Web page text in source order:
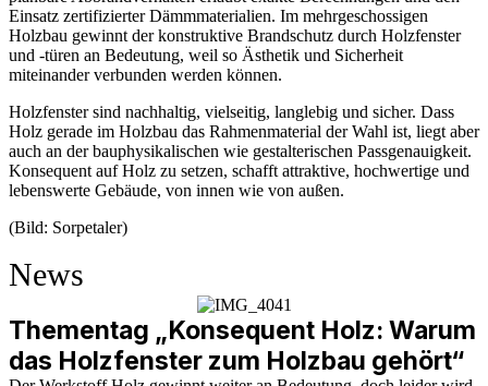
Einsatz zertifizierter Dämmmaterialien. Im mehrgeschossigen
Holzbau gewinnt der konstruktive Brandschutz durch Holzfenster
und -türen an Bedeutung, weil so Ästhetik und Sicherheit
miteinander verbunden werden können.
Holzfenster sind nachhaltig, vielseitig, langlebig und sicher. Dass
Holz gerade im Holzbau das Rahmenmaterial der Wahl ist, liegt aber
auch an der bauphysikalischen wie gestalterischen Passgenauigkeit.
Konsequent auf Holz zu setzen, schafft attraktive, hochwertige und
lebenswerte Gebäude, von innen wie von außen.
(Bild: Sorpetaler)
News
Thementag „Konsequent Holz: Warum
das Holzfenster zum Holzbau gehört“